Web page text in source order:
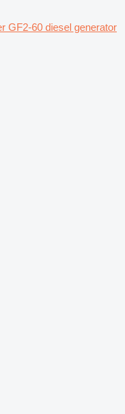
GF2-60 diesel generator